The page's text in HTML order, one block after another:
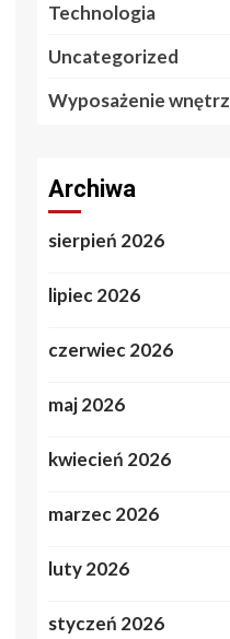
Technologia
Uncategorized
Wyposażenie wnętrz
Archiwa
sierpień 2026
lipiec 2026
czerwiec 2026
maj 2026
kwiecień 2026
marzec 2026
luty 2026
styczeń 2026